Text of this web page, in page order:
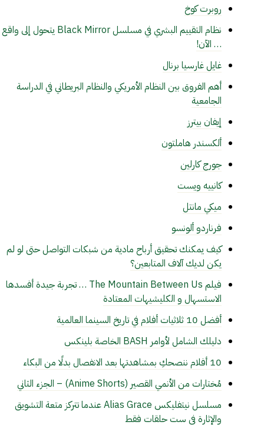
روبرت كوخ
نظام التقييم البشري في مسلسل Black Mirror يتحول إلى واقع
… الآن!
غايل غارسيا برنال
أهم الفروق بين النظام الأمريكي والنظام البريطاني في الدراسة
الجامعية
إيفان بيترز
ألكسندر هاملتون
جورج كارلين
كانييه ويست
ميكي مانتل
فرناردو ألونسو
كيف يمكنك تحقيق أرباح مادية من شبكات التواصل حتى لو لم
يكن لديك آلاف المتابعين؟
فيلم The Mountain Between Us … تجربة جيدة أفسدها
الاستسهال و الكليشيهات المعتادة
أفضل 10 ثلاثيات أفلام في تاريخ السينما العالمية
دليلك الشامل لأوامر BASH الخاصة بلينكس
10 أفلام ننصحكِ بمشاهدتها بعد الانفصال بدلًا من البكاء
مُختارات من الأنمي القصير (Anime Shorts) – الجزء الثاني
مسلسل نيتفليكس Alias Grace عندما تتركز متعة التشويق
والإثارة في ست حلقات فقط